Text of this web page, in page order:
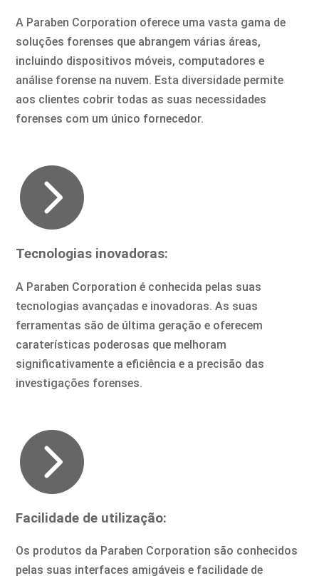
A Paraben Corporation oferece uma vasta gama de
soluções forenses que abrangem várias áreas,
incluindo dispositivos móveis, computadores e
análise forense na nuvem. Esta diversidade permite
aos clientes cobrir todas as suas necessidades
forenses com um único fornecedor.

Tecnologias inovadoras:
A Paraben Corporation é conhecida pelas suas
tecnologias avançadas e inovadoras. As suas
ferramentas são de última geração e oferecem
caraterísticas poderosas que melhoram
significativamente a eficiência e a precisão das
investigações forenses.

Facilidade de utilização:
Os produtos da Paraben Corporation são conhecidos
pelas suas interfaces amigáveis e facilidade de